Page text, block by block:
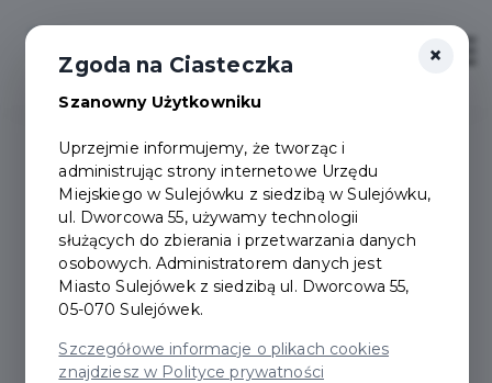
Dokumenty do pobrania
Nazwa:
×
Zgoda na Ciasteczka
Szanowny Użytkowniku
Uprzejmie informujemy, że tworząc i
administrując strony internetowe Urzędu
Miejskiego w Sulejówku z siedzibą w Sulejówku,
ul. Dworcowa 55, używamy technologii
służących do zbierania i przetwarzania danych
osobowych. Administratorem danych jest
Miasto Sulejówek z siedzibą ul. Dworcowa 55,
05-070 Sulejówek.
Szczegółowe informacje o plikach cookies
znajdziesz w Polityce prywatności